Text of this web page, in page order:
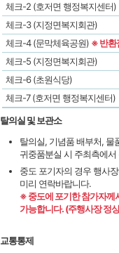
체크-2 (호저면 행정복지센터)
체크-3 (지정면복지회관)
체크-4 (문막체육공원) ※ 반환
체크-5 (지정면복지회관)
체크-6 (초원식당)
체크-7 (호저면 행정복지센터)
탈의실 및 보관소
탈의실, 기념품 배부처, 물
귀중품분실 시 주최측에
중도 포기자의 경우 행사
미리 연락바랍니다.
※ 중도에 포기한 참가자께
가능합니다. (주행사장 정
교통통제